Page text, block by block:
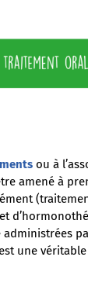
ou à
amené à
une